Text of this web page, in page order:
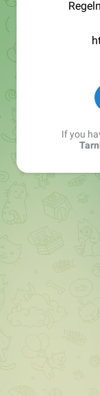
Kochen:
If you